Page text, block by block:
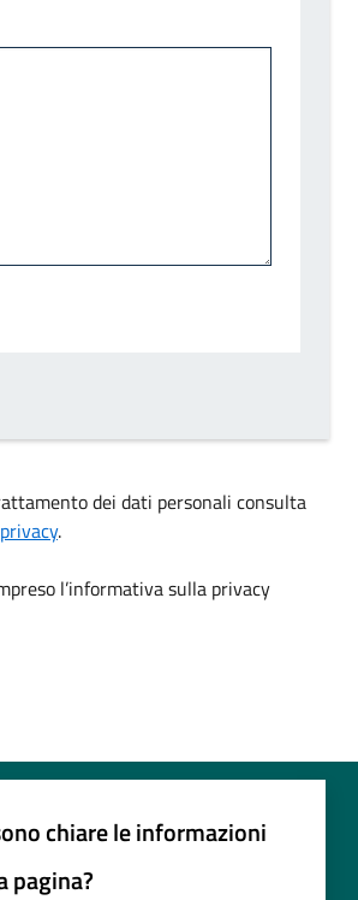
dei dati personali consulta
.
l’informativa sulla privacy
chiare le informazioni
pagina?